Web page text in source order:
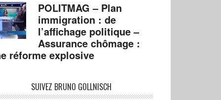
POLITMAG – Plan
immigration : de
l’affichage politique –
Assurance chômage :
réforme explosive
SUIVEZ BRUNO GOLLNISCH